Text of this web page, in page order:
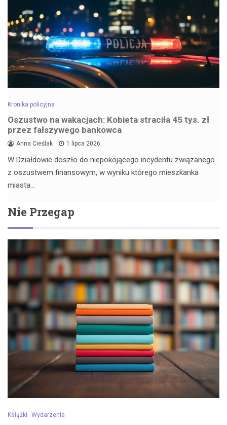
Kronika policyjna
Oszustwo na wakacjach: Kobieta straciła 45 tys. zł
przez fałszywego bankowca
Anna Cieślak 1 lipca 2026
W Działdowie doszło do niepokojącego incydentu związanego
z oszustwem finansowym, w wyniku którego mieszkanka
miasta…
Nie Przegap
Książki Wydarzenia